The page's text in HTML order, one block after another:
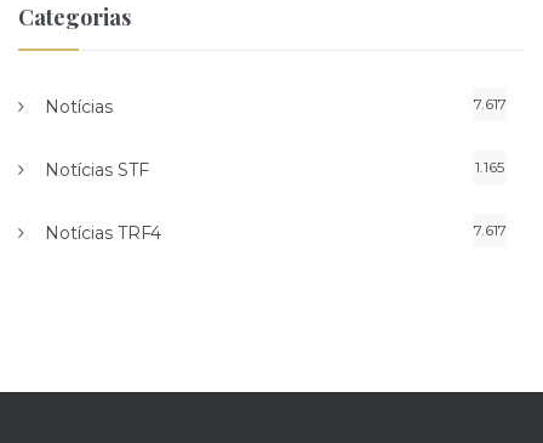
Categorias
Notícias 7.617
Notícias STF 1.165
Notícias TRF4 7.617